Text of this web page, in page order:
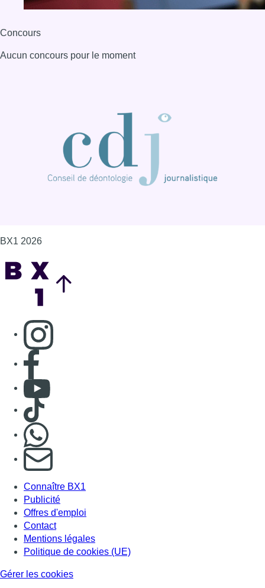
Concours
Aucun concours pour le moment
BX1 2026
Consulter page Instagram
Consulter page Facebook
Consulter Youtube
Consulter TikTok
S'abonner à notre newsletter
Connaître BX1
Publicité
Offres d'emploi
Contact
Mentions légales
Politique de cookies (UE)
Gérer les cookies